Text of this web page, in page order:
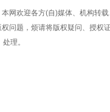
网欢迎各方(自)媒体、机构转
问题，烦请将版权疑问、授权
理。